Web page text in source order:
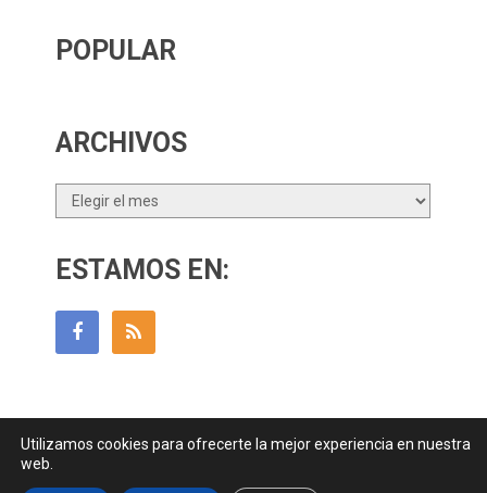
POPULAR
ARCHIVOS
Archivos
ESTAMOS EN:
Contactar|| Datos Legales y Privacidady
Utilizamos cookies para ofrecerte la mejor experiencia en nuestra
web.